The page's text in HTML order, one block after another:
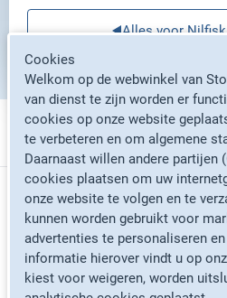
Cookies
Welkom op de webwinkel van
van dienst te zijn worden er
cookies op onze website
te verbeteren en om algemene
Daarnaast willen andere partijen
cookies plaatsen om uw
onze website te volgen en te
kunnen worden gebruikt voor
advertenties te personaliseren
informatie hierover vindt u op
kiest voor weigeren, worden
Alles voor
Stofzuigerzakken per
Philips stofzuigerzakken
Miele stofzuigerzakken
Bosch stofzuigerzakken
Informatie
Contact
Veelgestelde vragen